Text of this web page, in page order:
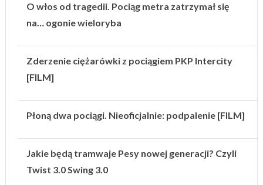
O włos od tragedii. Pociąg metra zatrzymał się
na… ogonie wieloryba
Zderzenie ciężarówki z pociągiem PKP Intercity
[FILM]
Płoną dwa pociągi. Nieoficjalnie: podpalenie [FILM]
Jakie będą tramwaje Pesy nowej generacji? Czyli
Twist 3.0 Swing 3.0